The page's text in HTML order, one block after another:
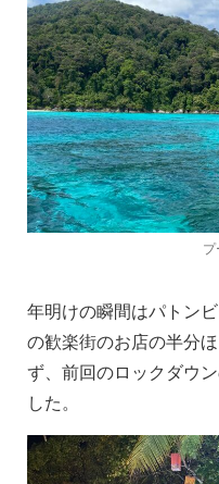
年明けの瞬間はパトン
の歓楽街のお店の半分
ず、前回のロックダウ
した。